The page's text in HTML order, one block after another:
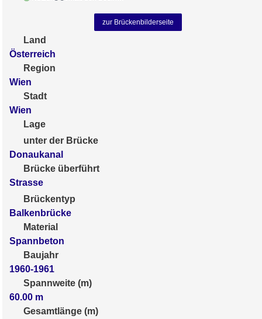
zur Brückenbilderseite
Land
Österreich
Region
Wien
Stadt
Wien
Lage
unter der Brücke
Donaukanal
Brücke überführt
Strasse
Brückentyp
Balkenbrücke
Material
Spannbeton
Baujahr
1960-1961
Spannweite (m)
60.00 m
Gesamtlänge (m)